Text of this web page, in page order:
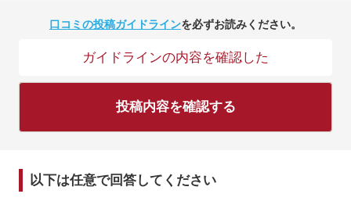
口コミの投稿ガイドラインを必ずお読みください。
ガイドラインの内容を確認した
投稿内容を確認する
以下は任意で回答してください